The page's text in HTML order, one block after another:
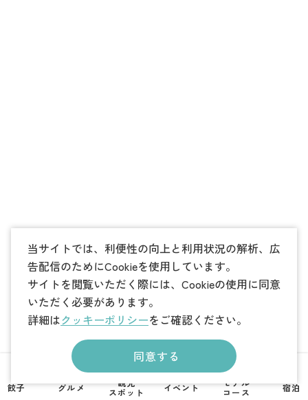
当サイトでは、利便性の向上と利用状況の解析、広
告配信のためにCookieを使用しています。
サイトを閲覧いただく際には、Cookieの使用に同意
いただく必要があります。
詳細はクッキーポリシーをご確認ください。
同意する